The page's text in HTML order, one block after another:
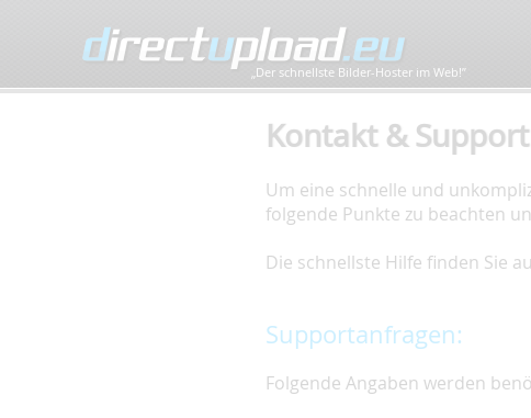
„Der schnellste Bilder-Hoster im Web!”
Kontakt & Support
Um eine schnelle und
folgende Punkte zu beachten
Die schnellste Hilfe finden Sie
Supportanfragen:
Folgende Angaben werden